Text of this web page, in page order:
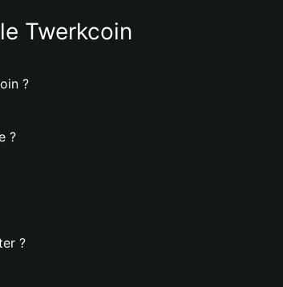
Twerkcoin
?
?
?